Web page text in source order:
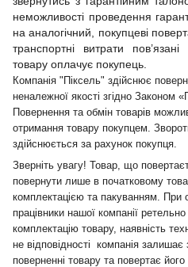
неможливості проведення
на аналогічний, покупцеві
транспортні витрати
товару оплачує покупець.
Компанія "Піксель" здійснює
неналежної якості згідно Законом
Повернення та обмін товарів
отримання товару покупцем.
здійснюється за рахунок покупця.
Зверніть увагу! Товар, що
повернути лише в початковому
комплектацією та пакуванням. При
працівники нашої компанії
комплектацію товару, наявність
не відповідності компанія
поверненні товару та повертає